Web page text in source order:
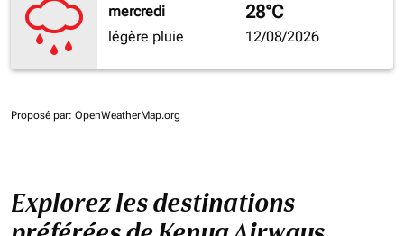
mercredi
légère pluie
28°C
12/08/2026
Proposé par: OpenWeatherMap.org
Explorez les destinations